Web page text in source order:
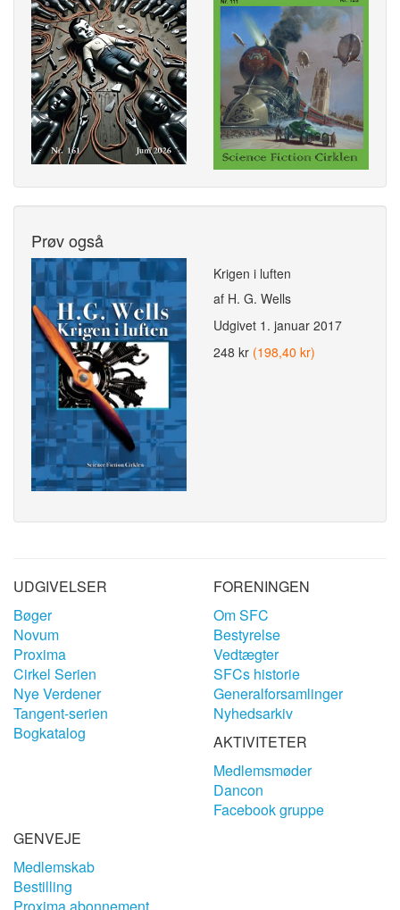
Prøv også
Krigen i luften
af H. G. Wells
Udgivet 1. januar 2017
248 kr (198,40 kr)
UDGIVELSER
Bøger
Novum
Proxima
Cirkel Serien
Nye Verdener
Tangent-serien
Bogkatalog
FORENINGEN
Om SFC
Bestyrelse
Vedtægter
SFCs historie
Generalforsamlinger
Nyhedsarkiv
AKTIVITETER
Medlemsmøder
Dancon
Facebook gruppe
GENVEJE
Medlemskab
Bestilling